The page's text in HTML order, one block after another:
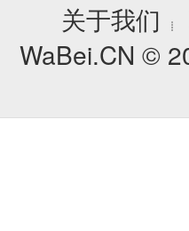
关于我们
┊
WaBei.CN ©